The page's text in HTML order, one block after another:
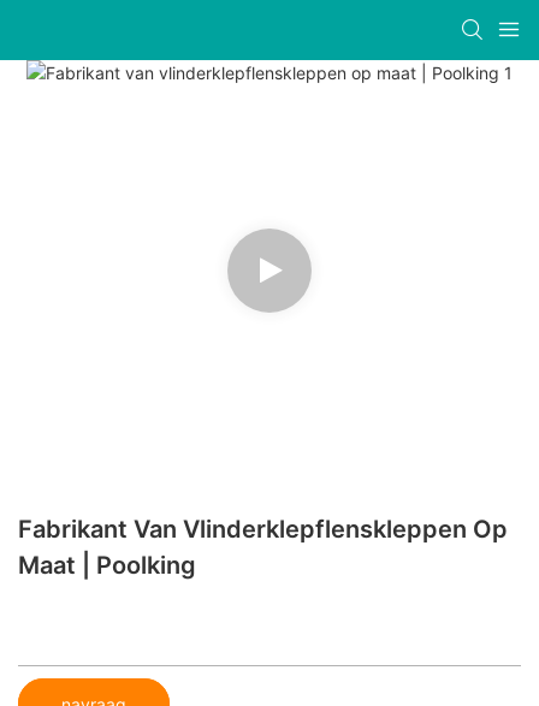
Fabrikant Van Vlinderklepflenskleppen Op
Maat | Poolking